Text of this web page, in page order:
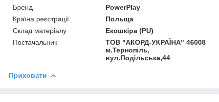
Бренд
PowerPlay
Країна реєстрації
Польща
Склад матеріалу
Екошкіра (PU)
Постачальник
ТОВ "АКОРД-УКРАЇНА" 46008
м.Тернопіль,
вул.Подільська,44
Приховати